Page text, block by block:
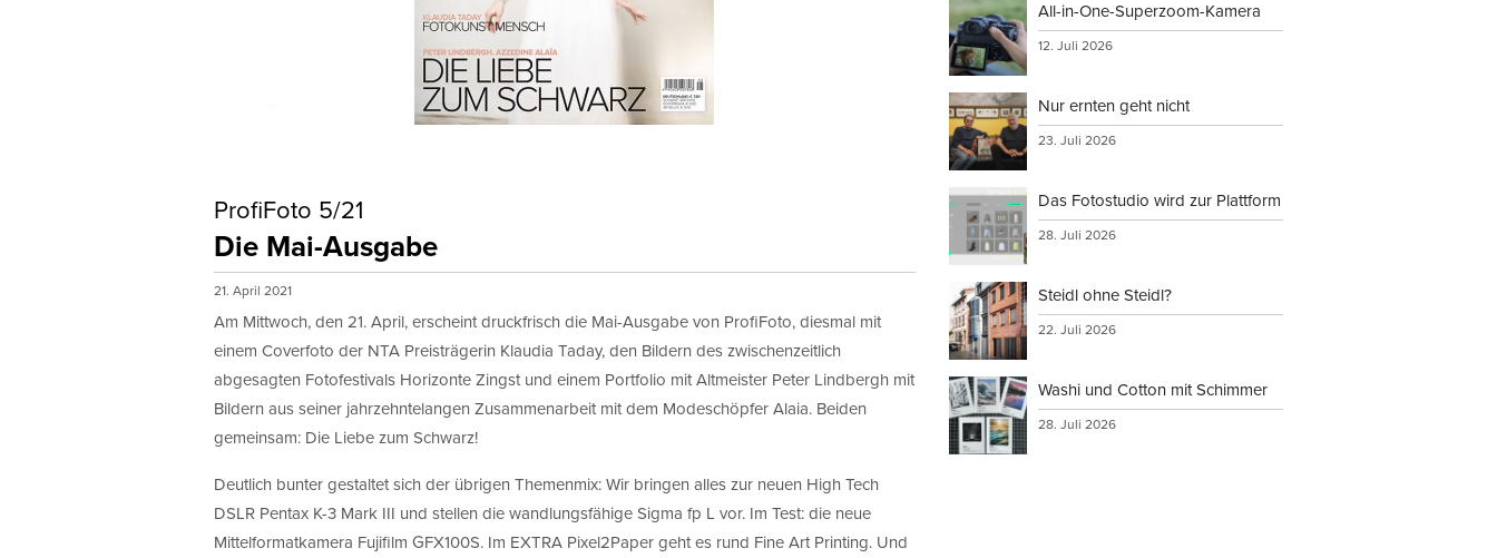
ProfiFoto 5/21
Die Mai-Ausgabe
21. April 2021
Am Mittwoch, den 21. April, erscheint druckfrisch die Mai-Ausgabe von ProfiFoto, diesmal mit
einem Coverfoto der NTA Preisträgerin Klaudia Taday, den Bildern des zwischenzeitlich
abgesagten Fotofestivals Horizonte Zingst und einem Portfolio mit Altmeister Peter Lindbergh mit
Bildern aus seiner jahrzehntelangen Zusammenarbeit mit dem Modeschöpfer Alaia. Beiden
gemeinsam: Die Liebe zum Schwarz!
Deutlich bunter gestaltet sich der übrigen Themenmix: Wir bringen alles zur neuen High Tech
DSLR Pentax K-3 Mark III und stellen die wandlungsfähige Sigma fp L vor. Im Test: die neue
Mittelformatkamera Fujifilm GFX100S. Im EXTRA Pixel2Paper geht es rund Fine Art Printing. Und
All-in-One-Superzoom-Kamera
12. Juli 2026
Nur ernten geht nicht
23. Juli 2026
Das Fotostudio wird zur Plattform
28. Juli 2026
Steidl ohne Steidl?
22. Juli 2026
Washi und Cotton mit Schimmer
28. Juli 2026